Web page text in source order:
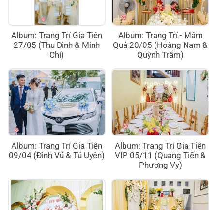
Album: Trang Trí Gia Tiên
27/05 (Thu Dinh & Minh
Chí)
Album: Trang Trí - Mâm
Quả 20/05 (Hoàng Nam &
Quỳnh Trâm)
Album: Trang Trí Gia Tiên
09/04 (Đình Vũ & Tú Uyên)
Album: Trang Trí Gia Tiên
VIP 05/11 (Quang Tiến &
Phương Vy)